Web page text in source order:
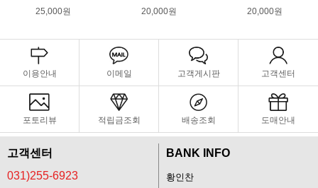
25,000원
20,000원
20,000원
이용안내 이메일 고객게시판 고객센터
포토리뷰 적립금조회 배송조회 도매안내
고객센터
031)255-6923
BANK INFO
황인찬